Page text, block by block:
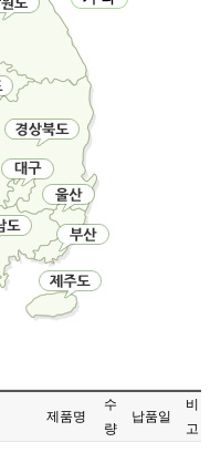
제품명
수
량
납품일
비
고